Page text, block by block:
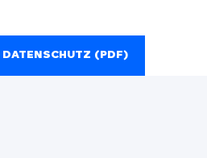
(PDF)